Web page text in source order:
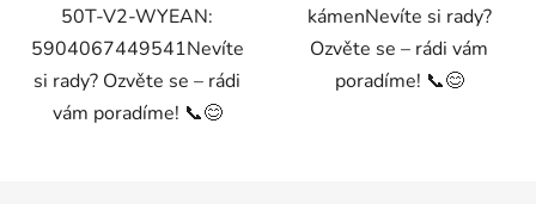
50T-V2-WYEAN:
5904067449541Nevíte
si rady? Ozvěte se – rádi
vám poradíme! 📞😊
kámenNevíte si rady?
Ozvěte se – rádi vám
poradíme! 📞😊